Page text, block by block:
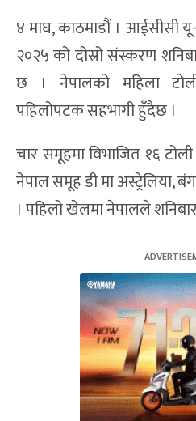
४ माघ, काठमाडौं । आईसीसी
२०२५ को दोस्रो संस्करण
छ । नेपालको महिला
पहिलोपटक सहभागी हुँदैछ ।
चार समूहमा विभाजित १६
नेपाल समूह डी मा अस्ट्रेलिया,
। पहिलो खेलमा नेपालले